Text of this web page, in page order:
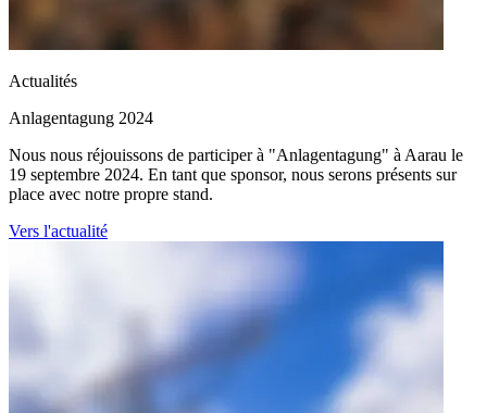
Actualités
Anlagentagung 2024
Nous nous réjouissons de participer à "Anlagentagung" à Aarau le
19 septembre 2024. En tant que sponsor, nous serons présents sur
place avec notre propre stand.
Vers l'actualité